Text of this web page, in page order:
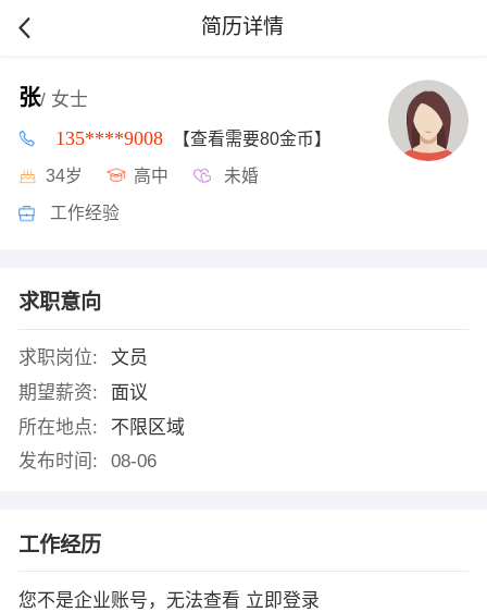
简历详情
张/ 女士
135****9008 【查看需要80金币】
34岁 高中 未婚
工作经验
求职意向
求职岗位:
文员
期望薪资:
面议
所在地点:
不限区域
发布时间:
08-06
工作经历
您不是企业账号，无法查看 立即登录